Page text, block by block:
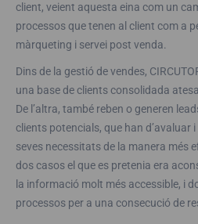
client, veient aquesta eina com un
processos que tenen al client com a
màrqueting i servei post venda.
Dins de la gestió de vendes,
una base de clients consolidada
De l’altra, també reben o generen
clients potencials, que han d’avaluar
seves necessitats de la manera més
dos casos el que es pretenia era
la informació molt més accessible, i
processos per a una consecució de